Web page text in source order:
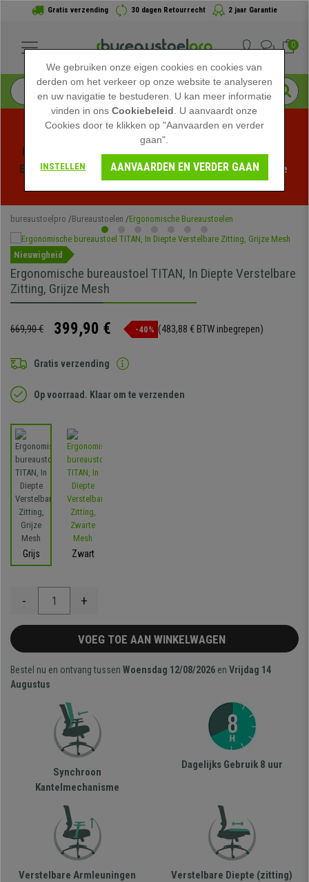
Gratis verzending 30 dagen Retourrecht 2 jaar Garantie
0
Profiteer van de Zomeruitverkoop bij bureaustoelpro!
Exclusieve kortingen voor een beperkte tijd - Bekijk de
bureaustoelpro Bureaustoelen Ergonomische Bureaustoelen
Nieuwigheid
Ergonomische bureaustoel TITAN, In Diepte Verstelbare
Zitting, Grijze Mesh
669,90 € 399,90 € -40% (483,88 € BTW inbegrepen)
Gratis verzending
Op voorraad. Klaar om te verzenden
Grijs Zwart
- +
VOEG TOE AAN WINKELWAGEN
Bestel nu en ontvang tussen Woensdag 12/08/2026 en Vrijdag 14
Augustus
Synchroon
Kantelmechanisme
Dagelijks Gebruik 8 uur
Verstelbare Armleuningen Verstelbare Diepte (zitting)
We gebruiken onze eigen cookies en cookies van
derden om het verkeer op onze website te analyseren
en uw navigatie te bestuderen. U kan meer informatie
vinden in onsCookiebeleid . U aanvaardt onze
Cookies door te klikken op "Aanvaarden en verder
gaan".
INSTELLEN AANVAARDEN EN VERDER GAAN